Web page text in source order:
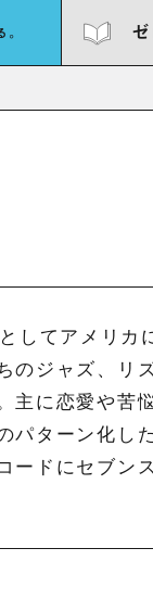
してアメリカ
のジャズ、リ
主に恋愛や苦
パターン化し
ードにセブン